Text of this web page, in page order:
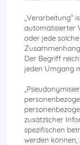
„Verarbeitung“
automatisierter
oder jede
Der Begriff
jeden Umgang
zusätzlicher
spezifischen
werden können,